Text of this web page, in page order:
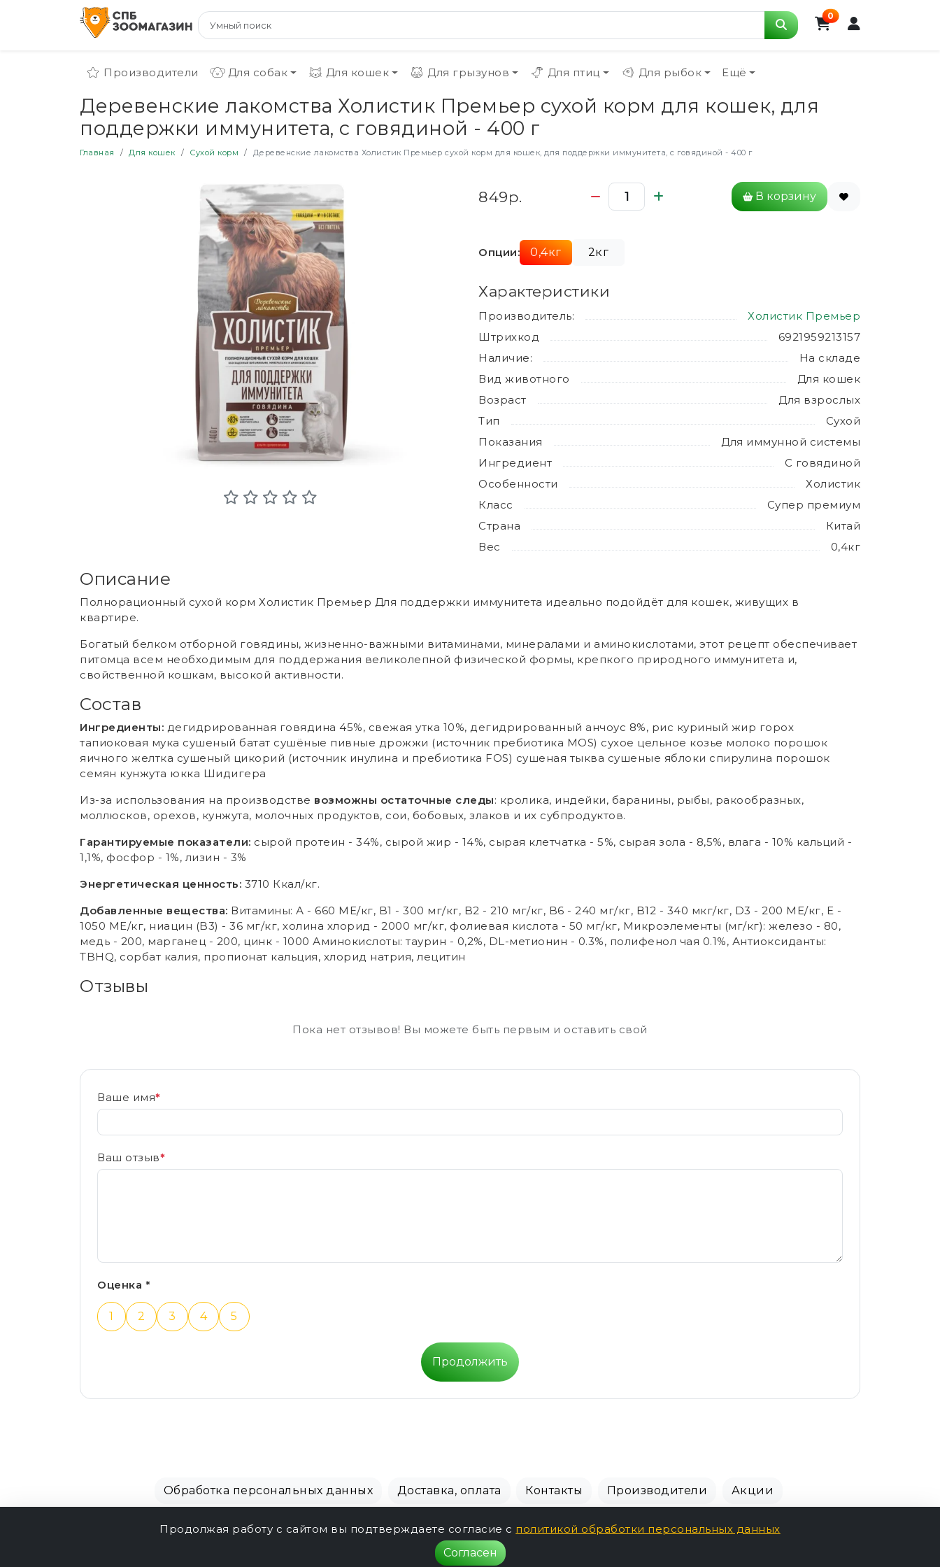
0
Производители Для собак Для кошек Для грызунов Для птиц Для рыбок Ещё
Деревенские лакомства Холистик Премьер сухой корм для кошек, для
поддержки иммунитета, с говядиной - 400 г
Главная Для кошек Сухой корм Деревенские лакомства Холистик Премьер сухой корм для кошек, для поддержки иммунитета, с говядиной - 400 г
849р. В корзину
Опции: 0,4кг 2кг
Характеристики
Производитель:
Холистик Премьер
Штрихкод
6921959213157
Наличие:
На складе
Вид животного
Для кошек
Возраст
Для взрослых
Тип
Сухой
Показания
Для иммунной системы
Ингредиент
С говядиной
Особенности
Холистик
Класс
Супер премиум
Страна
Китай
Вес
0,4кг
Описание
Полнорационный сухой корм Холистик Премьер Для поддержки иммунитета идеально подойдёт для кошек, живущих в
квартире.
Богатый белком отборной говядины, жизненно-важными витаминами, минералами и аминокислотами, этот рецепт обеспечивает
питомца всем необходимым для поддержания великолепной физической формы, крепкого природного иммунитета и,
свойственной кошкам, высокой активности.
Состав
Ингредиенты: дегидрированная говядина 45%, свежая утка 10%, дегидрированный анчоус 8%, рис куриный жир горох
тапиоковая мука сушеный батат сушёные пивные дрожжи (источник пребиотика MOS) сухое цельное козье молоко порошок
яичного желтка сушеный цикорий (источник инулина и пребиотика FOS) сушеная тыква сушеные яблоки спирулина порошок
семян кунжута юкка Шидигера
Из-за использования на производстве возможны остаточные следы: кролика, индейки, баранины, рыбы, ракообразных,
моллюсков, орехов, кунжута, молочных продуктов, сои, бобовых, злаков и их субпродуктов.
Гарантируемые показатели: сырой протеин - 34%, сырой жир - 14%, сырая клетчатка - 5%, сырая зола - 8,5%, влага - 10% кальций -
1,1%, фосфор - 1%, лизин - 3%
Энергетическая ценность: 3710 Ккал/кг.
Добавленные вещества: Витамины: А - 660 МЕ/кг, B1 - 300 мг/кг, B2 - 210 мг/кг, B6 - 240 мг/кг, B12 - 340 мкг/кг, D3 - 200 МЕ/кг, E -
1050 МЕ/кг, ниацин (B3) - 36 мг/кг, холина хлорид - 2000 мг/кг, фолиевая кислота - 50 мг/кг, Микроэлементы (мг/кг): железо - 80,
медь - 200, марганец - 200, цинк - 1000 Аминокислоты: таурин - 0,2%, DL-метионин - 0.3%, полифенол чая 0.1%, Антиоксиданты:
TBHQ, сорбат калия, пропионат кальция, хлорид натрия, лецитин
Отзывы
Пока нет отзывов! Вы можете быть первым и оставить свой
Ваше имя*
Ваш отзыв*
Оценка *
1 2 3 4 5
Продолжить
Обработка персональных данных Доставка, оплата Контакты Производители Акции
Продолжая работу с сайтом вы подтверждаете согласие с политикой обработки персональных данных
Согласен